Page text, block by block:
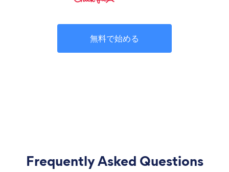
無料で始める
Frequently Asked Questions